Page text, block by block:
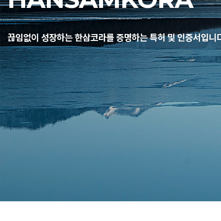
끊임없이 성장하는 한삼코라를 증명하는 특허 및 인증서입니